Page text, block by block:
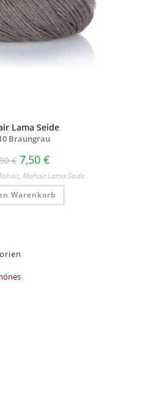
Lama Seide
Braungrau
€ 7,50 €
, Mohair Lama Seide
Warenkorb